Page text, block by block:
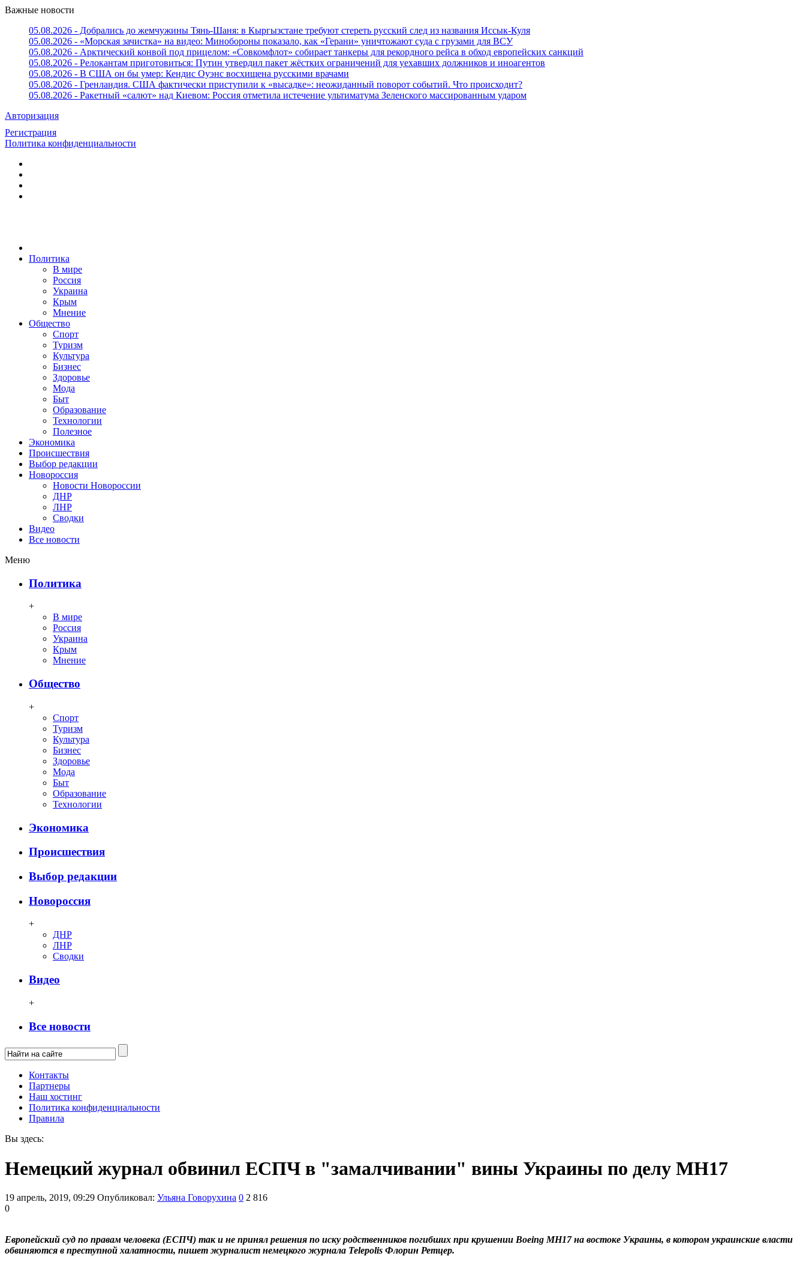
Важные новости
05.08.2026 - Добрались до жемчужины Тянь-Шаня: в Кыргызстане требуют стереть русский след из названия Иссык-Куля
05.08.2026 - «Морская зачистка» на видео: Минобороны показало, как «Герани» уничтожают суда с грузами для ВСУ
05.08.2026 - Арктический конвой под прицелом: «Совкомфлот» собирает танкеры для рекордного рейса в обход европейских санкций
05.08.2026 - Релокантам приготовиться: Путин утвердил пакет жёстких ограничений для уехавших должников и иноагентов
05.08.2026 - В США он бы умер: Кендис Оуэнс восхищена русскими врачами
05.08.2026 - Гренландия. США фактически приступили к «высадке»: неожиданный поворот событий. Что происходит?
05.08.2026 - Ракетный «салют» над Киевом: Россия отметила истечение ультиматума Зеленского массированным ударом
Авторизация
Регистрация
Политика конфиденциальности
Политика
В мире
Россия
Украина
Крым
Мнение
Общество
Спорт
Туризм
Культура
Бизнес
Здоровье
Мода
Быт
Образование
Технологии
Полезное
Экономика
Происшествия
Выбор редакции
Новороссия
Новости Новороссии
ДНР
ЛНР
Сводки
Видео
Все новости
Меню
Политика
+
В мире
Россия
Украина
Крым
Мнение
Общество
+
Спорт
Туризм
Культура
Бизнес
Здоровье
Мода
Быт
Образование
Технологии
Экономика
Происшествия
Выбор редакции
Новороссия
+
ДНР
ЛНР
Сводки
Видео
+
Все новости
Контакты
Партнеры
Наш хостинг
Политика конфиденциальности
Правила
Вы здесь:
Немецкий журнал обвинил ЕСПЧ в "замалчивании" вины Украины по делу MH17
19 апрель, 2019, 09:29 Опубликовал: Ульяна Говорухина 0 2 816
0
Европейский суд по правам человека (ЕСПЧ) так и не принял решения по иску родственников погибших при крушении Boeing MH17 на востоке Украины, в котором украинские власти
обвиняются в преступной халатности, пишет журналист немецкого журнала Telepolis Флорин Ретцер.